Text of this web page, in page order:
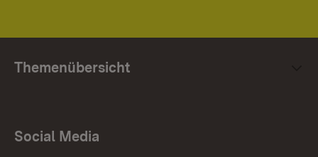
Themenübersicht
Social Media